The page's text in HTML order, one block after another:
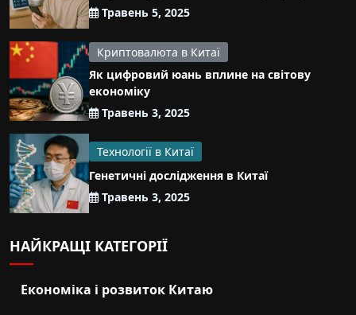
Травень 5, 2025
Криптовалюта в Китаї
Як цифровий юань вплине на світову
економіку
Травень 3, 2025
Технології в Китаї
Генетичні дослідження в Китаї
Травень 3, 2025
НАЙКРАЩІ КАТЕГОРІЇ
Економіка і розвиток Китаю